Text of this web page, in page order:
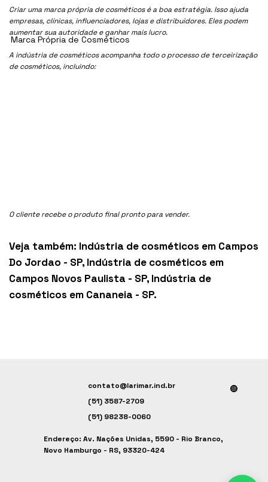
Criar uma marca própria de cosméticos é a boa estratégia. Isso ajuda
empresas, clínicas, influenciadores, lojas e distribuidores. Eles podem
aumentar sua autoridade e ganhar mais lucro.
A indústria de cosméticos acompanha todo o processo de terceirização
de cosméticos, incluindo:
O cliente recebe o produto final pronto para vender.
Veja também: Indústria de cosméticos em Campos
Do Jordao - SP, Indústria de cosméticos em
Campos Novos Paulista - SP, Indústria de
cosméticos em Cananeia - SP.
Marca Própria de Cosméticos
contato@larimar.ind.br
(51) 3587-2709
(51) 98238-0060
Endereço: Av. Nações Unidas, 5590 - Rio Branco,
Novo Hamburgo - RS, 93320-424